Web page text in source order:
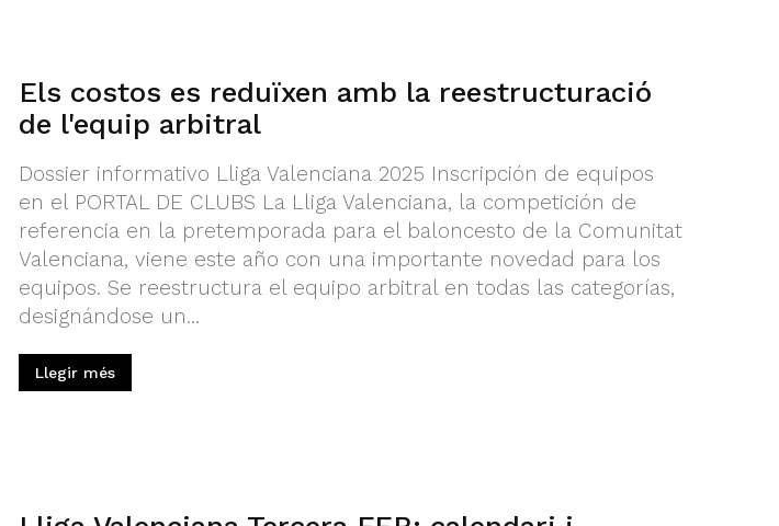
Els costos es reduïxen amb la reestructuració
de l'equip arbitral
Dossier informativo Lliga Valenciana 2025 Inscripción de equipos
en el PORTAL DE CLUBS La Lliga Valenciana, la competición de
referencia en la pretemporada para el baloncesto de la Comunitat
Valenciana, viene este año con una importante novedad para los
equipos. Se reestructura el equipo arbitral en todas las categorías,
designándose un...
Llegir més